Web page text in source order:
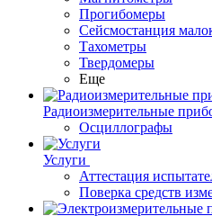
Прогибомеры
Сейсмостанция
Тахометры
Твердомеры
Еще
Радиоизмерительные
Осциллографы
Услуги
Аттестация
Поверка средств